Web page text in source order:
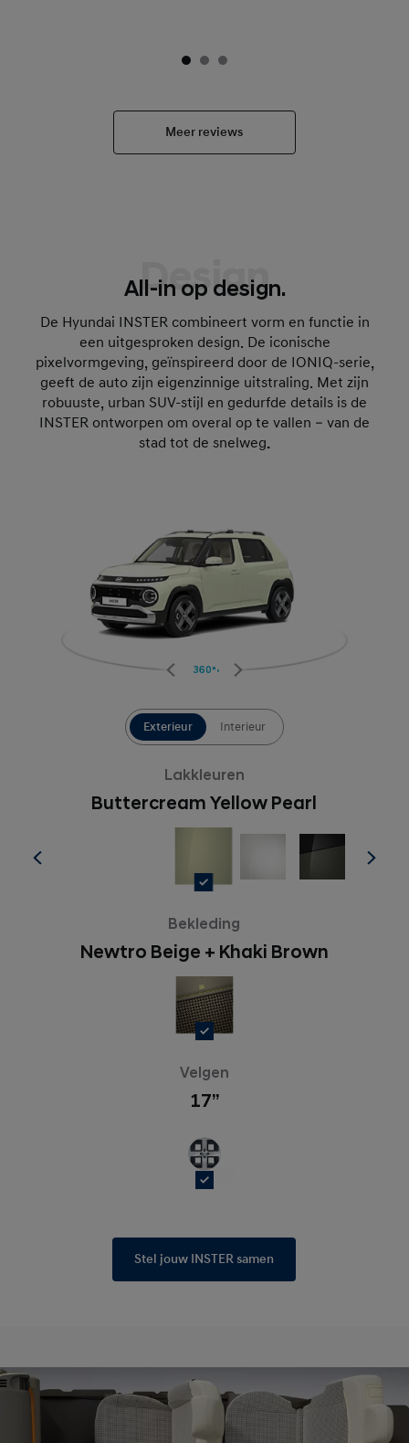
Meer reviews
Design
All-in op design.
De Hyundai INSTER combineert vorm en functie in
een uitgesproken design. De iconische
pixelvormgeving, geïnspireerd door de IONIQ-serie,
geeft de auto zijn eigenzinnige uitstraling. Met zijn
robuuste, urban SUV-stijl en gedurfde details is de
INSTER ontworpen om overal op te vallen – van de
stad tot de snelweg.
360°
Exterieur Interieur
Lakkleuren
Buttercream Yellow Pearl
Bekleding
Newtro Beige + Khaki Brown
Velgen
17’’
Stel jouw INSTER samen